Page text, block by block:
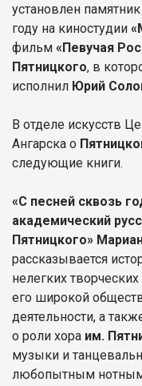
установлен
году на киностудии
фильм «Певучая
Пятницкого, в
исполнил Юрий
В отделе искусств
Ангарска о
следующие книги.
«С песней сквозь
академический
Пятницкого»
рассказывается
нелегких
его широкой
деятельности, а
о роли хора им.
музыки и
любопытным